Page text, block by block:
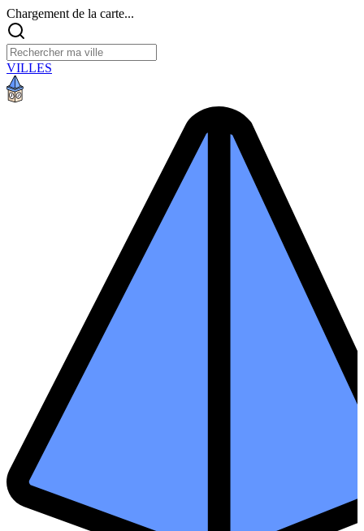
Chargement de la carte...
VILLES